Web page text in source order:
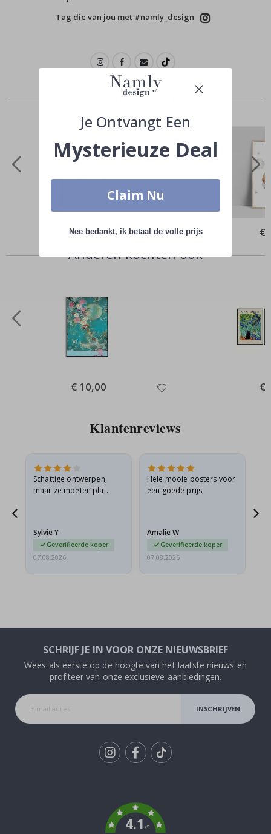
Tag die van jou met #namly_design
Vergelijkbare producten
Special
Price
€ 10,00 €
Anderen kochten ook
Special
Price
€ 10,00 €
Klantenreviews
Schattige ontwerpen,
maar ze moeten plat
beetje…
Sylvie Y
Geverifieerde koper
07.08.2026
Hele mooie posters voor
een goede prijs.
Amalie W
Geverifieerde koper
07.08.2026
SCHRIJF JE IN VOOR ONZE NIEUWSBRIEF
Wees als eerste op de hoogte van het laatste nieuws en
profiteer van onze exclusieve aanbiedingen.
INSCHRIJVEN
4.1/5
Je Ontvangt Een
Mysterieuze Deal
Claim Nu
Nee bedankt, ik betaal de volle prijs